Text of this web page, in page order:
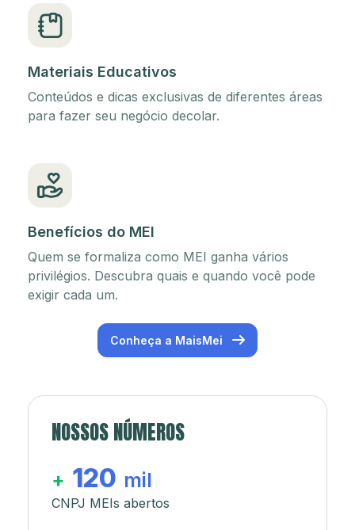
Materiais Educativos
Conteúdos e dicas exclusivas de diferentes áreas
para fazer seu negócio decolar.
Benefícios do MEI
Quem se formaliza como MEI ganha vários
privilégios. Descubra quais e quando você pode
exigir cada um.
Conheça a MaisMei
NOSSOS NÚMEROS
+ 120 mil
CNPJ MEIs abertos